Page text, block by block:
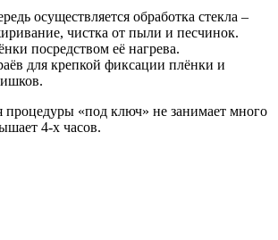
осуществляется обработка стекла –
чистка от пыли и песчинок.
посредством её нагрева.
для крепкой фиксации плёнки и
«под ключ» не занимает много
4-х часов.